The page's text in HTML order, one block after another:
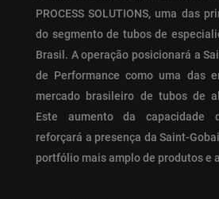
PROCESS SOLUTIONS, uma das
do segmento de tubos de
Brasil. A operação posicionará a
de Performance como uma das
mercado brasileiro de tubos de
Este aumento da capacidade
reforçará a presença da Saint-
portfólio mais amplo de produtos e